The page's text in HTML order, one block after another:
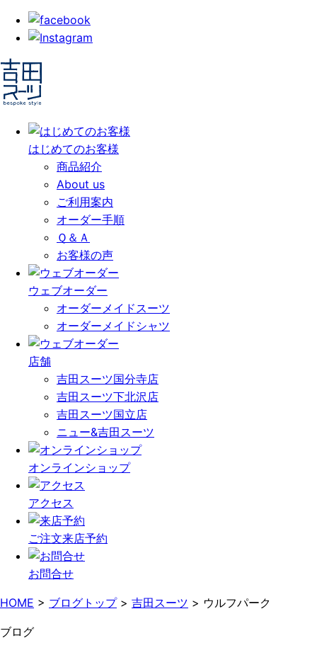
はじめてのお客様
商品紹介
About us
ご利用案内
オーダー手順
Ｑ＆Ａ
お客様の声
ウェブオーダー
オーダーメイドスーツ
オーダーメイドシャツ
店舗
吉田スーツ国分寺店
吉田スーツ下北沢店
吉田スーツ国立店
ニュー&吉田スーツ
オンラインショップ
アクセス
ご注文来店予約
お問合せ
HOME > ブログトップ> 吉田スーツ > ウルフパーク
ブログ